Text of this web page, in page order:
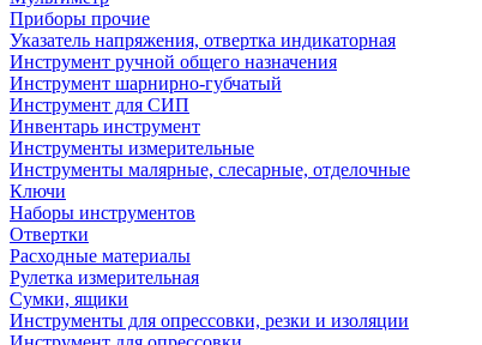
Приборы прочие
Указатель напряжения, отвертка индикаторная
Инструмент ручной общего назначения
Инструмент шарнирно-губчатый
Инструмент для СИП
Инвентарь инструмент
Инструменты измерительные
Инструменты малярные, слесарные, отделочные
Ключи
Наборы инструментов
Отвертки
Расходные материалы
Рулетка измерительная
Сумки, ящики
Инструменты для опрессовки, резки и изоляции